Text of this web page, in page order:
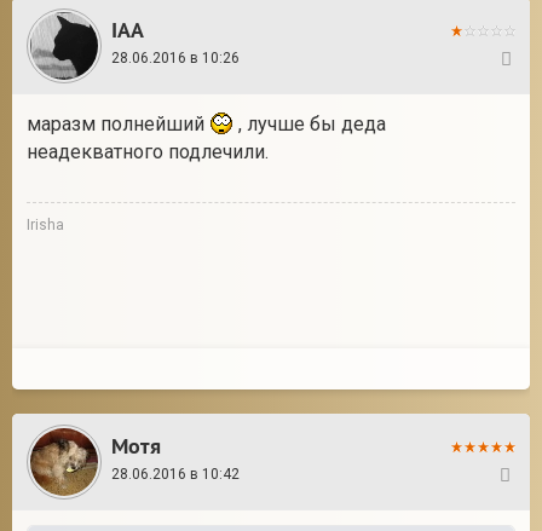
IAA
28.06.2016 в 10:26
маразм полнейший
, лучше бы деда
неадекватного подлечили.
Irisha
Мотя
28.06.2016 в 10:42